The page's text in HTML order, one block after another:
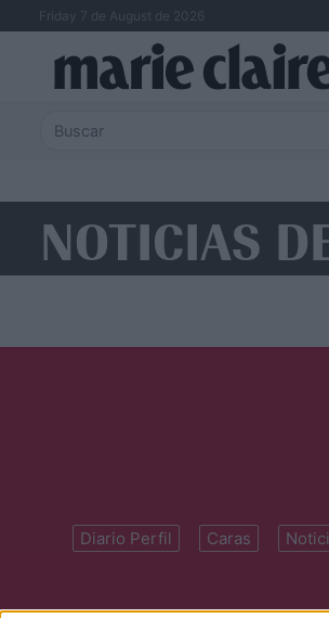
Friday 7 de August de 2026
NOTICIAS
Diario Perfil Caras